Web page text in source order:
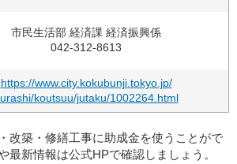
市民生活部 経済課 経済振興係
042-312-8613
https://www.city.kokubunji.tokyo.jp/
koutsuu/jutaku/1002264.html
改築・修繕工事に助成金を使うことがで
最新情報は公式HPで確認しましょう。